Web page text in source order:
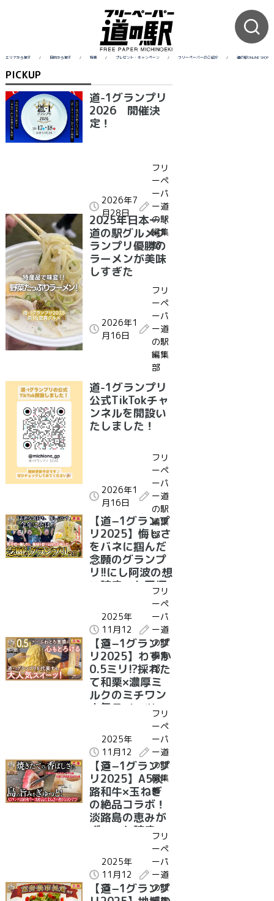
エリアから探す / 目的から探す / 特集 / プレゼント・キャンペーン / フリーペーパーのご紹介 / 道の駅ONLINE SHOP
PICKUP
道-1グランプリ
2026 開催決
定！
2026年7
月28日
フリ
ーペ
ーパ
ー道
の駅
編集
部
2025年日本一！
道の駅グルメグ
ランプリ優勝の
ラーメンが美味
しすぎた
2026年1
月16日
フリ
ーペ
ーパ
ー道
の駅
編集
部
道-1グランプリ
公式TikTokチャ
ンネルを開設い
たしました！
2026年1
月16日
フリ
ーペ
ーパ
ー道
の駅
編集
部
【道−1グランプ
リ2025】悔しさ
をバネに掴んだ
念願のグランプ
リ!!にし阿波の想
い詰まった至極
の一杯!!｜受賞グ
ルメ紹介 徳島県
道の駅みまの里
にし阿波系ラー
メン｜表彰式コ
メント
2025年
11月12
日
フリ
ーペ
ーパ
ー道
の駅
編集
部
【道−1グランプ
リ2025】わずか
0.5ミリ!?採れた
て和栗×濃厚ミ
ルクのミチワン
人気スイーツ、
準グランプリ受
賞！｜受賞グル
メ紹介 茨城県 道
の駅かさま 笠間
和栗0.5ミリ極細
モンブラン
2025年
11月12
日
フリ
ーペ
ーパ
ー道
の駅
編集
部
【道−1グランプ
リ2025】A5淡
路和牛×玉ねぎ
の絶品コラボ！
淡路島の恵みが
ぎゅっと詰まっ
た第３位の道の
駅グルメは？｜
受賞グルメ紹介
兵庫県 道の駅う
ずしお 淡路和牛
2025年
11月12
日
フリ
ーペ
ーパ
ー道
の駅
【道−1グランプ